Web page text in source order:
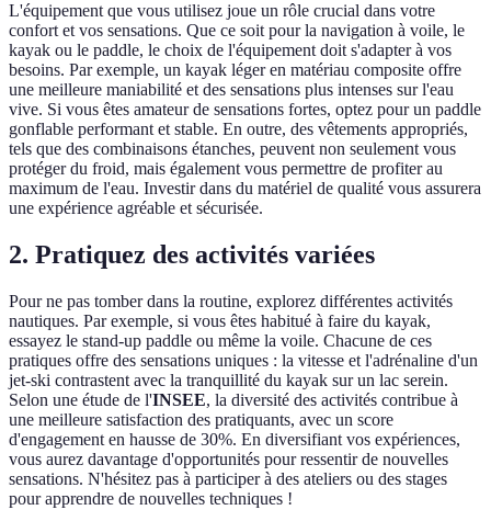
L'équipement que vous utilisez joue un rôle crucial dans votre
confort et vos sensations. Que ce soit pour la navigation à voile, le
kayak ou le paddle, le choix de l'équipement doit s'adapter à vos
besoins. Par exemple, un kayak léger en matériau composite offre
une meilleure maniabilité et des sensations plus intenses sur l'eau
vive. Si vous êtes amateur de sensations fortes, optez pour un paddle
gonflable performant et stable. En outre, des vêtements appropriés,
tels que des combinaisons étanches, peuvent non seulement vous
protéger du froid, mais également vous permettre de profiter au
maximum de l'eau. Investir dans du matériel de qualité vous assurera
une expérience agréable et sécurisée.
2. Pratiquez des activités variées
Pour ne pas tomber dans la routine, explorez différentes activités
nautiques. Par exemple, si vous êtes habitué à faire du kayak,
essayez le stand-up paddle ou même la voile. Chacune de ces
pratiques offre des sensations uniques : la vitesse et l'adrénaline d'un
jet-ski contrastent avec la tranquillité du kayak sur un lac serein.
Selon une étude de l'INSEE, la diversité des activités contribue à
une meilleure satisfaction des pratiquants, avec un score
d'engagement en hausse de 30%. En diversifiant vos expériences,
vous aurez davantage d'opportunités pour ressentir de nouvelles
sensations. N'hésitez pas à participer à des ateliers ou des stages
pour apprendre de nouvelles techniques !